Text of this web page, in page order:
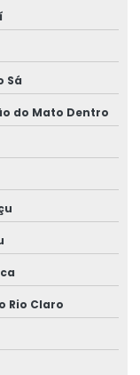
Sá
do Mato Dentro
Rio Claro